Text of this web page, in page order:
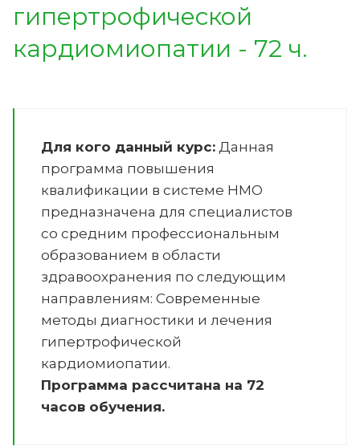
гипертрофической
кардиомиопатии - 72 ч.
Для кого данный курс: Данная
программа повышения
квалификации в системе НМО
предназначена для специалистов
со средним профессиональным
образованием в области
здравоохранения по следующим
направлениям: Современные
методы диагностики и лечения
гипертрофической
кардиомиопатии.
Программа рассчитана на 72
часов обучения.